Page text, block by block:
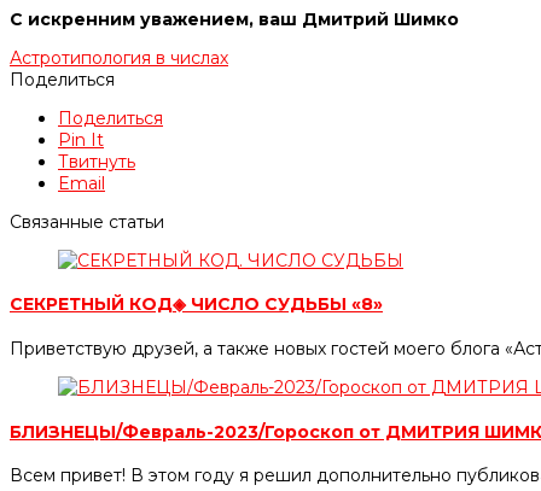
С искренним уважением, ваш Дмитрий Шимко
Астротипология в числах
Поделиться
Поделиться
Pin It
Твитнуть
Email
Связанные статьи
СЕКРЕТНЫЙ КОД◈ ЧИСЛО СУДЬБЫ «8»
Приветствую друзей, а также новых гостей моего блога
БЛИЗНЕЦЫ/Февраль-2023/Гороскоп от ДМИТРИЯ
Всем привет! В этом году я решил дополнительно